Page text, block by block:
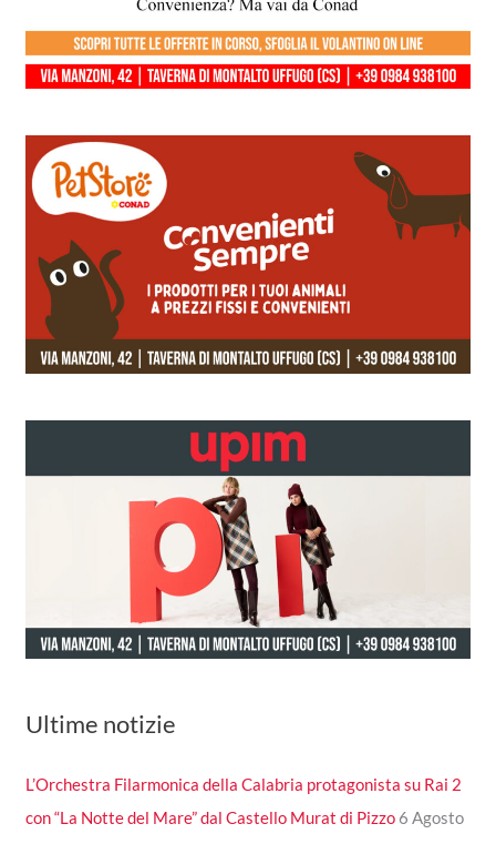
Ultime notizie
L’Orchestra Filarmonica della Calabria protagonista su Rai 2
con “La Notte del Mare” dal Castello Murat di Pizzo 6 Agosto